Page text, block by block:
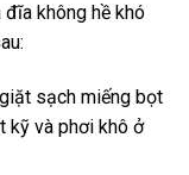
không hề khó
sạch miếng bọt
kỹ và phơi khô ở